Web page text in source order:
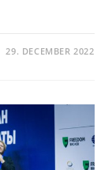
29. DECEMBER 2022